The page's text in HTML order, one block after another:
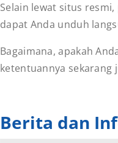
Selain lewat situs
dapat Anda unduh
Bagaimana, apakah
ketentuannya sekarang
Berita dan